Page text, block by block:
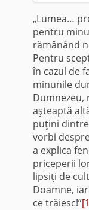
„Lumea…
pentru
rămânând
Pentru
în cazul de
minunile
aşteaptă
puţini
vorbi
a explica
priceperii
lipsiţi de
Doamne,
ce trăiesc!”